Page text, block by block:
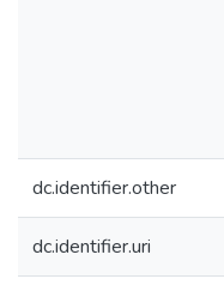
dc.identifier.other
dc.identifier.uri